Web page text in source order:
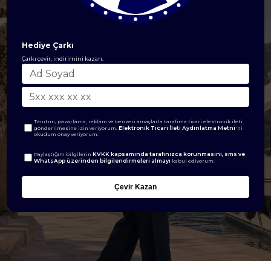
Hediye Çarkı
Çarkı çevir, indirimini kazan.
Tanıtım, pazarlama, reklam ve benzeri amaçlarla tarafıma ticari elektronik ileti
gönderilmesine izin veriyorum.Elektronik Ticari İleti Aydınlatma Metni 'ni
okudum onay veriyorum.
Paylaştığım bilgilerinKVKK kapsamında tarafınızca korunmasını, sms ve
WhatsApp üzerinden bilgilendirmeleri almayı kabul ediyorum.
Çevir Kazan